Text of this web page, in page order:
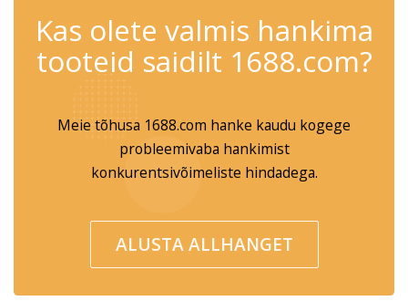
Kas olete valmis hankima
tooteid saidilt 1688.com?
Meie tõhusa 1688.com hanke kaudu kogege
probleemivaba hankimist
konkurentsivõimeliste hindadega.
ALUSTA ALLHANGET